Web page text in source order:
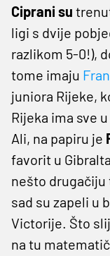
Ciprani su
ligi s dvije
razlikom 5-0!),
tome imaju
juniora Rijeke,
Rijeka ima sve
Ali, na papiru je
favorit u
nešto drugačiju
sad su zapeli u
Victorije. Što
na tu